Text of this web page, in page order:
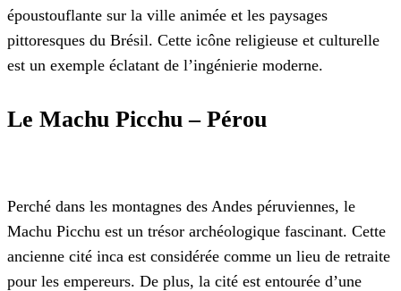
époustouflante sur la ville animée et les paysages
pittoresques du Brésil. Cette icône religieuse et culturelle
est un exemple éclatant de l’ingénierie moderne.
Le Machu Picchu – Pérou
Perché dans les montagnes des Andes péruviennes, le
Machu Picchu est un trésor archéologique fascinant. Cette
ancienne cité inca est considérée comme un lieu de retraite
pour les empereurs. De plus, la cité est entourée d’une